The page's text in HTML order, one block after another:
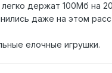
держат 100Мб на
даже на этом
елочные игрушки.